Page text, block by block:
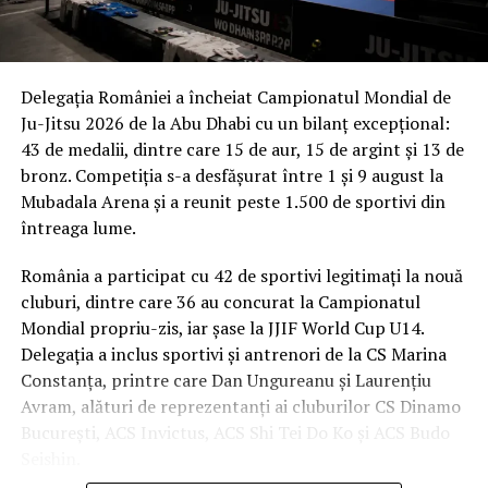
Delegația României a încheiat Campionatul Mondial de
Ju-Jitsu 2026 de la Abu Dhabi cu un bilanț excepțional:
43 de medalii, dintre care 15 de aur, 15 de argint și 13 de
bronz. Competiția s-a desfășurat între 1 și 9 august la
Mubadala Arena și a reunit peste 1.500 de sportivi din
întreaga lume.
România a participat cu 42 de sportivi legitimați la nouă
cluburi, dintre care 36 au concurat la Campionatul
Mondial propriu-zis, iar șase la JJIF World Cup U14.
Delegația a inclus sportivi și antrenori de la CS Marina
Constanța, printre care Dan Ungureanu și Laurențiu
Avram, alături de reprezentanți ai cluburilor CS Dinamo
București, ACS Invictus, ACS Shi Tei Do Ko și ACS Budo